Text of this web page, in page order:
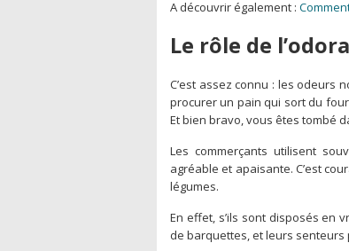
A découvrir également :
Le rôle de
C’est assez connu : les odeurs
procurer un pain qui sort du
Et bien bravo, vous êtes tombé
Les commerçants utilisent
agréable et apaisante. C’est
légumes.
En effet, s’ils sont disposés en
de barquettes, et leurs